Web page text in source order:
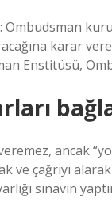
karar
Enstitüsü,
ancak
çağrıyı
sınavın